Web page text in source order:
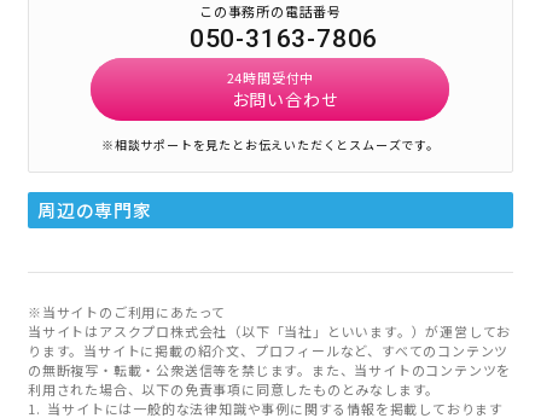
この事務所の電話番号
050-3163-7806
24時間受付中
お問い合わせ
※相談サポートを見たとお伝えいただくとスムーズです。
周辺の専門家
※当サイトのご利用にあたって
当サイトはアスクプロ株式会社（以下「当社」といいます。）が運営してお
ります。当サイトに掲載の紹介文、プロフィールなど、すべてのコンテンツ
の無断複写・転載・公衆送信等を禁じます。また、当サイトのコンテンツを
利用された場合、以下の免責事項に同意したものとみなします。
当サイトには一般的な法律知識や事例に関する情報を掲載しております